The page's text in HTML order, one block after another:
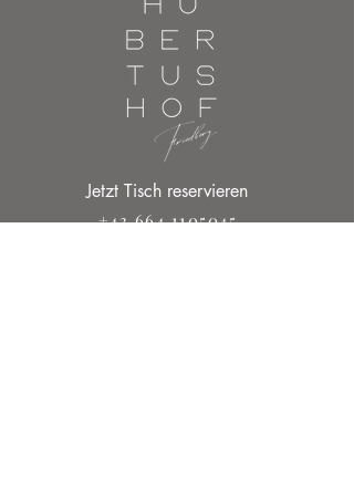
Jetzt Tisch reservieren
+43 664 1105045